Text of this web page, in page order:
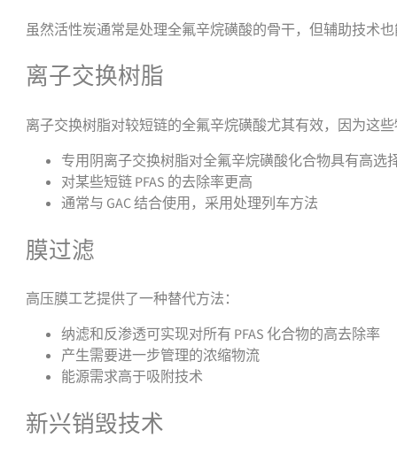
虽然活性炭通常是处理全氟辛烷磺酸的骨干，但辅助技术
离子交换树脂
离子交换树脂对较短链的全氟辛烷磺酸尤其有效，因为这
专用阴离子交换树脂对全氟辛烷磺酸化合物具有高选
对某些短链 PFAS 的去除率更高
通常与 GAC 结合使用，采用处理列车方法
膜过滤
高压膜工艺提供了一种替代方法：
纳滤和反渗透可实现对所有 PFAS 化合物的高去除率
产生需要进一步管理的浓缩物流
能源需求高于吸附技术
新兴销毁技术